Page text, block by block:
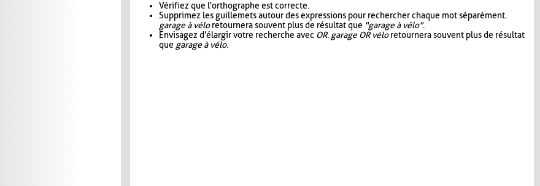
Vérifiez que l'orthographe est correcte.
Supprimez les guillemets autour des expressions pour rechercher chaque mot séparément.
garage à véloretournera souvent plus de résultat que "garage à vélo".
Envisagez d'élargir votre recherche avec OR. garage OR véloretournera souvent plus de résultat
que garage à vélo.